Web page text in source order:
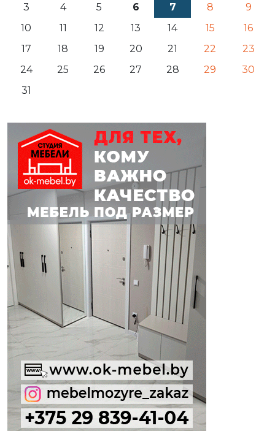
3
4 5 6 7 8
9
10
11 12 13 14 15
16
17
18 19 20 21 22
23
24
25 26 27 28 29
30
31